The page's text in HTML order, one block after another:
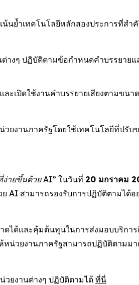
น้นย้ำเทคโนโลยีหลักสองประการที่สำ
างๆ ปฏิบัติตามข้อกำหนดคำบรรยาย
ะเปิดใช้งานคำบรรยายเสียงตามขนา
งานภาครัฐโดยใช้เทคโนโลยีที่ปรับ
ายขึ้นด้วย AI” ในวันที่ 20 มกราคม
AI สามารถรองรับการปฏิบัติตามได้อย่
ได้และคุ้มต้นทุนในการส่งมอบบริการ
หน่วยงานภาครัฐสามารถปฏิบัติตามมา
วยงานต่างๆ ปฏิบัติตามได้ที่นี่